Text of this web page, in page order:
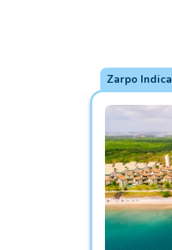
Zarpo Indica